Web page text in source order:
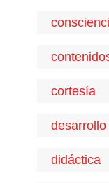
cortesía
didáctica